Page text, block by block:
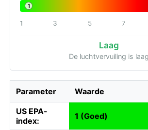
1
1 3 5 7
Laag
De luchtvervuiling is laag
Parameter Waarde
US EPA-
index:
1 (Goed)